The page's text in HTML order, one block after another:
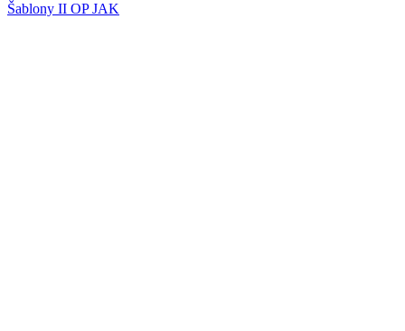
Šablony II OP JAK